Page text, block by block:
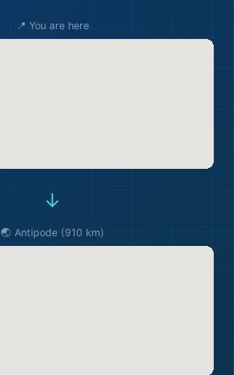
📍 You are here
→
🌏 Antipode (910 km)